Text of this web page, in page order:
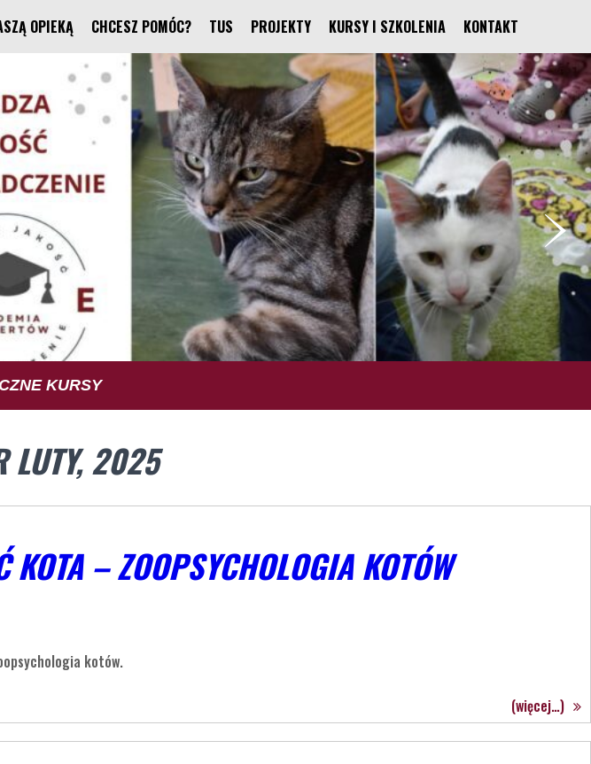
OPIEKĄ CHCESZ POMÓC? TUS PROJEKTY KURSY I SZKOLENIA KONTAKT
SPOŁECZNYCH
KURSY
LUTY, 2025
– ZOOPSYCHOLOGIA KOTÓW
kotów.
(więcej…)